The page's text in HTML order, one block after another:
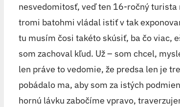
nesvedomitosť, veď ten 16-ročný turista
tromi batohmi vládal istiť v tak
tu musím čosi takéto skúsiť, ba čo viac,
som zachoval kľud. Už – som chcel,
len práve to vedomie, že predsa len je
pobádalo ma, aby som za istých
hornú lávku zabočíme vpravo,